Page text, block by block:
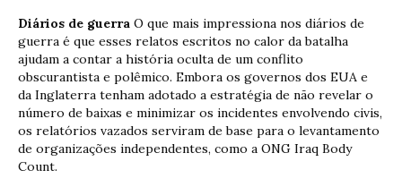
Diários de guerra O que mais impressiona nos diários de
guerra é que esses relatos escritos no calor da batalha
ajudam a contar a história oculta de um conflito
obscurantista e polêmico. Embora os governos dos EUA e
da Inglaterra tenham adotado a estratégia de não revelar o
número de baixas e minimizar os incidentes envolvendo civis,
os relatórios vazados serviram de base para o levantamento
de organizações independentes, como a ONG Iraq Body
Count.